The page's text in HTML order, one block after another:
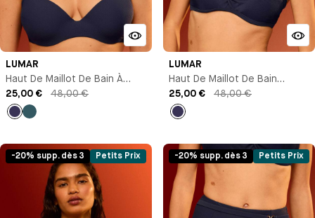
LUMAR
Haut De Maillot De Bain À
Coques
25,00 € 48,00 €
Bleu
LUMAR
Haut De Maillot De Bain
Brassière Avec Armature
25,00 € 48,00 €
Bleu
-20% supp. dès 3 Petits Prix -20% supp. dès 3 Petits Prix